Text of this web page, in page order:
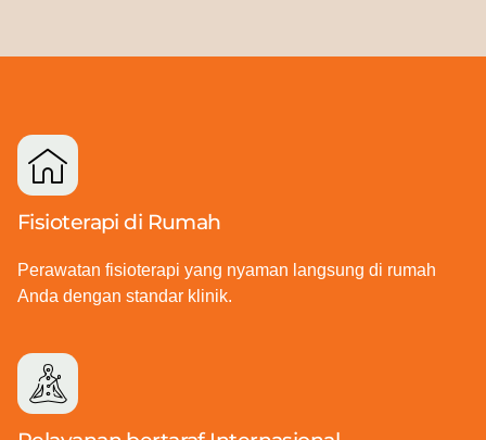
Fisioterapi di Rumah
Perawatan fisioterapi yang nyaman langsung di rumah
Anda dengan standar klinik.